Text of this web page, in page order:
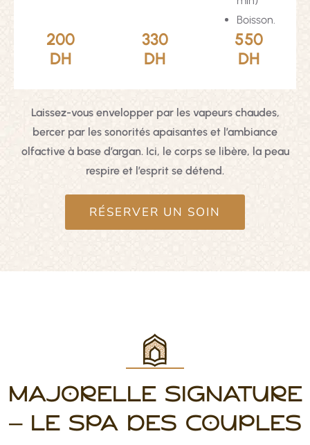
200
DH
330
DH
Boisson.
550
DH
Laissez-vous envelopper par les vapeurs chaudes,
bercer par les sonorités apaisantes et l’ambiance
olfactive à base d’argan. Ici, le corps se libère, la peau
respire et l’esprit se détend.
RÉSERVER UN SOIN
MAJORELLE SIGNATURE
– LE SPA DES COUPLES